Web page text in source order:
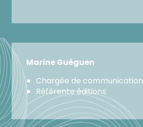
Marine Guéguen
Chargée de communication
Référente éditions